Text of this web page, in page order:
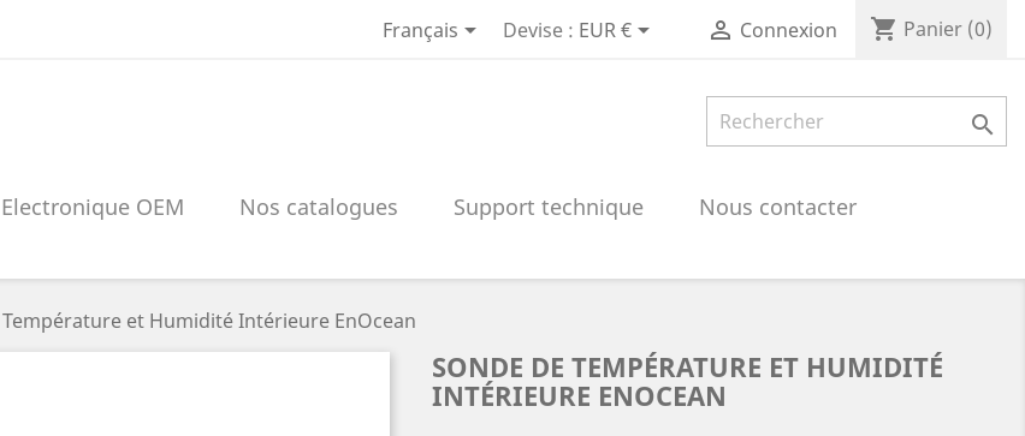
Français Devise : EUR €  Connexion shopping_cart Panier (0)

Electronique OEM Nos catalogues Support technique
Nous contacter
Température et Humidité Intérieure EnOcean
SONDE DE TEMPÉRATURE ET HUMIDITÉ
INTÉRIEURE ENOCEAN